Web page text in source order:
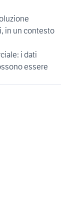
in un contesto
i dati
essere